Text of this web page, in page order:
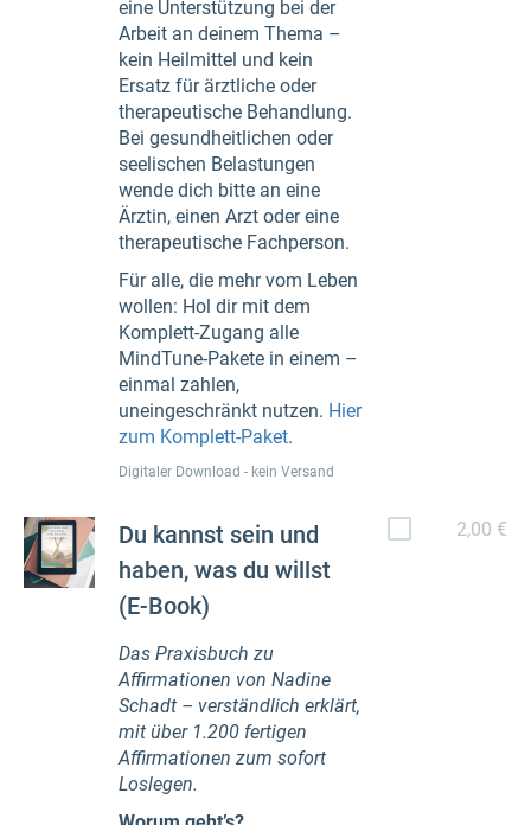
eine Unterstützung bei der
Arbeit an deinem Thema –
kein Heilmittel und kein
Ersatz für ärztliche oder
therapeutische Behandlung.
Bei gesundheitlichen oder
seelischen Belastungen
wende dich bitte an eine
Ärztin, einen Arzt oder eine
therapeutische Fachperson.
Für alle, die mehr vom Leben
wollen: Hol dir mit dem
Komplett-Zugang alle
MindTune-Pakete in einem –
einmal zahlen,
uneingeschränkt nutzen. Hier
zum Komplett-Paket.
Digitaler Download - kein Versand
Du kannst sein und
haben, was du willst
(E-Book)
Das Praxisbuch zu
Affirmationen von Nadine
Schadt – verständlich erklärt,
mit über 1.200 fertigen
Affirmationen zum sofort
Loslegen.
2,00 €